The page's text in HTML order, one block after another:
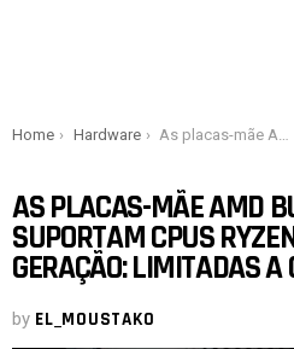
You are here:
Home Hardware As placas-mãe AMD Budget A620 não suportam CPUs Ryzen 7000 de última geração: limitadas a chips de 65W
AS PLACAS-MÃE AMD
SUPORTAM CPUS
GERAÇÃO: LIMITADAS
by EL_MOUSTAKO